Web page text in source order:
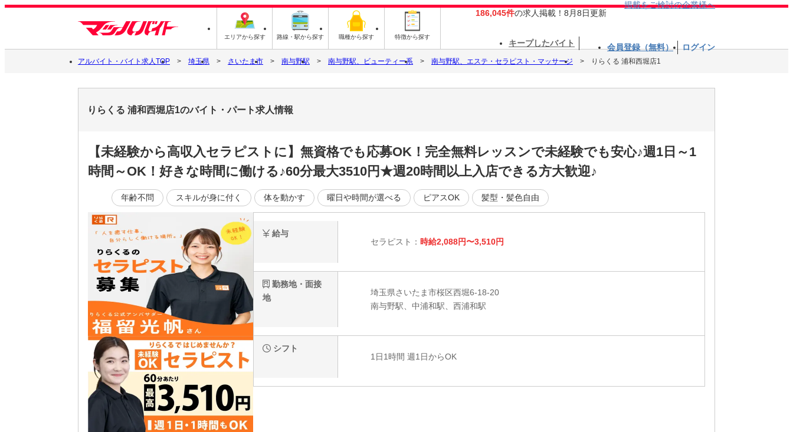
エリアから探す 路線・駅から探す 職種から探す 特徴から探す
186,045件の求人掲載！8月8日更新
掲載をご検討の企業様へ
キープしたバイト 会員登録（無料） ログイン
アルバイト・バイト求人TOP 埼玉県 さいたま市 南与野駅 南与野駅、ビューティー系 南与野駅、エステ・セラピスト・マッサージ りらくる 浦和西堀店1
りらくる 浦和西堀店1のバイト・パート求人情報
【未経験から高収入セラピストに】無資格でも応募OK！完全無料レッスンで未経験でも安心♪週1日～1
時間～OK！好きな時間に働ける♪60分最大3510円★週20時間以上入店できる方大歓迎♪
年齢不問 スキルが身に付く 体を動かす 曜日や時間が選べる ピアスOK 髪型・髪色自由
給与
セラピスト： 時給2,088円〜3,510円
勤務地・面接
地
埼玉県さいたま市桜区西堀6-18-20
南与野駅、中浦和駅、西浦和駅
シフト
1日1時間 週1日からOK